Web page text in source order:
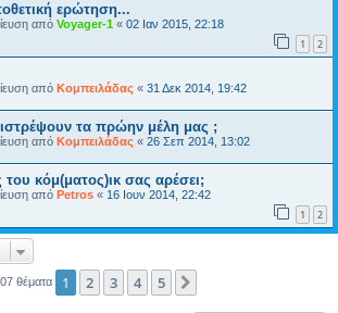
ερώτηση...
από Voyager-1 « 02 Ιαν 2015, 22:18
1 2
από Κομπειλάδας « 31 Δεκ 2014, 19:42
τα πρώην μέλη μας ;
από Κομπειλάδας « 26 Σεπ 2014, 13:02
κόμ(ματος)ικ σας αρέσει;
από Petros « 16 Ιουν 2014, 22:42
1 2
θέματα 1 2 3 4 5